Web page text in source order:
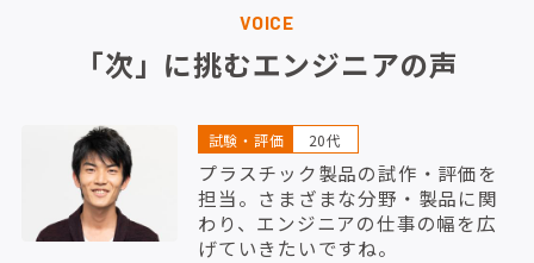
VOICE
「次」に挑むエンジニアの声
試験・評価 20代
プラスチック製品の試作・評価を
担当。さまざまな分野・製品に関
わり、エンジニアの仕事の幅を広
げていきたいですね。